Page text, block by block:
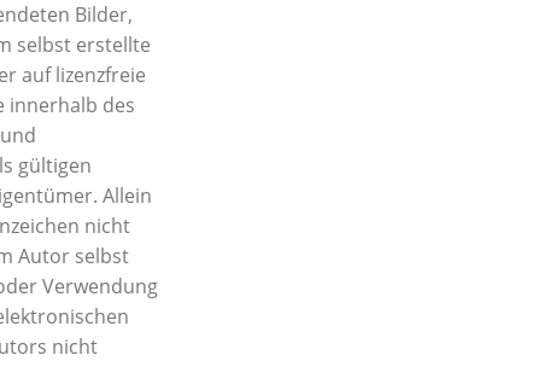
Bilder,
selbst erstellte
auf lizenzfreie
innerhalb des
gültigen
Allein
nicht
Autor selbst
Verwendung
nicht